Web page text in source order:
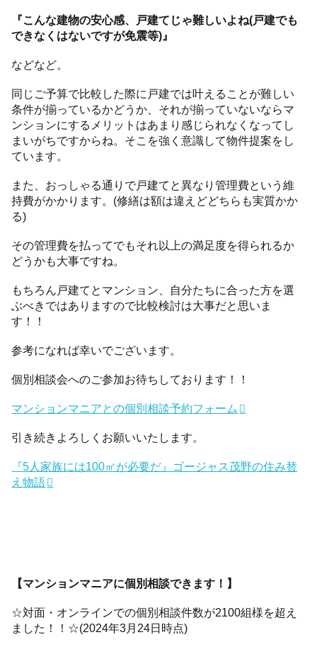
『こんな建物の安心感、戸建てじゃ難しいよね(戸建でも
できなくはないですが免震等)』
などなど。
同じご予算で比較した際に戸建では叶えることが難しい
条件が揃っているかどうか、それが揃っていないならマ
ンションにするメリットはあまり感じられなくなってし
まいがちですからね。そこを強く意識して物件提案をし
ています。
また、おっしゃる通りで戸建てと異なり管理費という維
持費がかかります。(修繕は額は違えどどちらも実質かか
る)
その管理費を払ってでもそれ以上の満足度を得られるか
どうかも大事ですね。
もちろん戸建てとマンション、自分たちに合った方を選
ぶべきではありますので比較検討は大事だと思いま
す！！
参考になれば幸いでございます。
個別相談会へのご参加お待ちしております！！
マンションマニアとの個別相談予約フォーム
引き続きよろしくお願いいたします。
『5人家族には100㎡が必要だ』ゴージャス茂野の住み替
え物語
【マンションマニアに個別相談できます！】
☆対面・オンラインでの個別相談件数が2100組様を超え
ました！！☆(2024年3月24日時点)